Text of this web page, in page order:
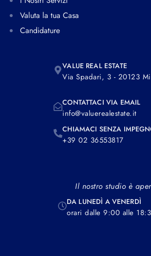
Valuta la tua Casa
Candidature
VALUE REAL ESTATE
Via Spadari, 3 - 20123
CONTATTACI VIA EMAIL
info@valuerealestate.it
CHIAMACI SENZA
+39 02 36553817
Il nostro studio è
DA LUNEDÌ A VENERDÌ
orari dalle 9:00 alle